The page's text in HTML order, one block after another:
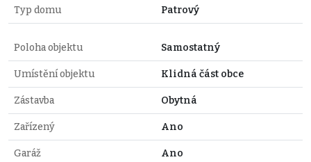
Typ domu Patrový
Poloha objektu Samostatný
Umístění objektu Klidná část obce
Zástavba Obytná
Zařízený Ano
Garáž Ano